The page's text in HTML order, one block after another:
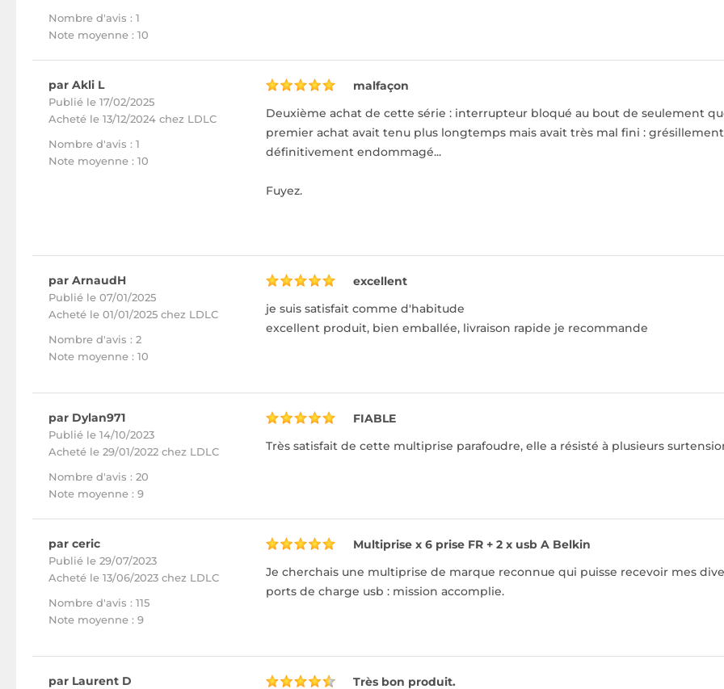
Nombre d'avis : 1
Note moyenne : 10
par Akli L
Publié le 17/02/2025
Acheté le 13/12/2024 chez LDLC
Nombre d'avis : 1
Note moyenne : 10
malfaçon
Deuxième achat de cette série : interrupteur bloqué au bout de seulement
premier achat avait tenu plus longtemps mais avait très mal fini :
définitivement endommagé...
Fuyez.
par ArnaudH
Publié le 07/01/2025
Acheté le 01/01/2025 chez LDLC
Nombre d'avis : 2
Note moyenne : 10
excellent
je suis satisfait comme d'habitude
excellent produit, bien emballée, livraison rapide je recommande
par Dylan971
Publié le 14/10/2023
Acheté le 29/01/2022 chez LDLC
Nombre d'avis : 20
Note moyenne : 9
FIABLE
Très satisfait de cette multiprise parafoudre, elle a résisté à plusieurs
par ceric
Publié le 29/07/2023
Acheté le 13/06/2023 chez LDLC
Nombre d'avis : 115
Note moyenne : 9
Multiprise x 6 prise FR + 2 x usb A Belkin
Je cherchais une multiprise de marque reconnue qui puisse recevoir mes
ports de charge usb : mission accomplie.
par Laurent D
Très bon produit.